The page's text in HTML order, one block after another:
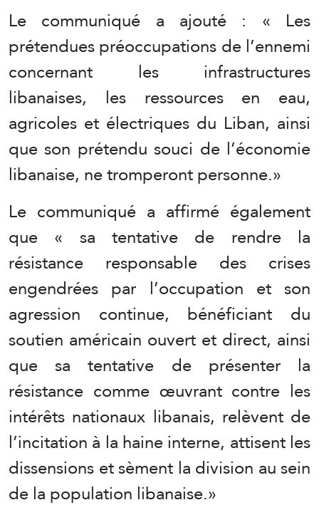
Le communiqué a ajouté : « Les
prétendues préoccupations de l’ennemi
concernant les infrastructures
libanaises, les ressources en eau,
agricoles et électriques du Liban, ainsi
que son prétendu souci de l’économie
libanaise, ne tromperont personne.»
Le communiqué a affirmé également
que « sa tentative de rendre la
résistance responsable des crises
engendrées par l’occupation et son
agression continue, bénéficiant du
soutien américain ouvert et direct, ainsi
que sa tentative de présenter la
résistance comme œuvrant contre les
intérêts nationaux libanais, relèvent de
l’incitation à la haine interne, attisent les
dissensions et sèment la division au sein
de la population libanaise.»